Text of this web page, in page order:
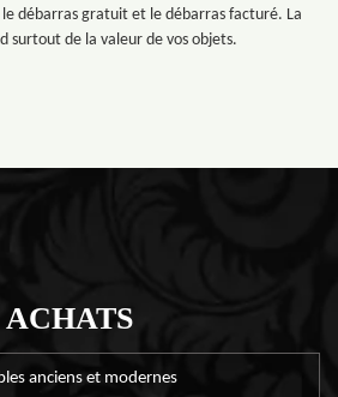
débarras gratuit et le débarras facturé. La
surtout de la valeur de vos objets.
ACHATS
anciens et modernes